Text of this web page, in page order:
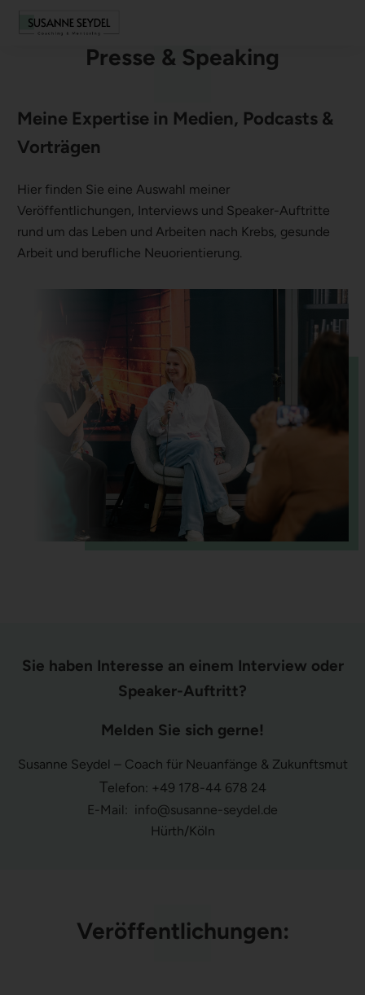
Presse & Speaking
Meine Expertise in Medien, Podcasts &
Vorträgen
Hier finden Sie eine Auswahl meiner
Veröffentlichungen, Interviews und Speaker-Auftritte
rund um das Leben und Arbeiten nach Krebs, gesunde
Arbeit und berufliche Neuorientierung.
Sie haben Interesse an einem Interview oder
Speaker-Auftritt?
Melden Sie sich gerne!
Susanne Seydel – Coach für Neuanfänge & Zukunftsmut
Telefon: +49 178-44 678 24
E-Mail: info@susanne-seydel.de
Hürth/Köln
Veröffentlichungen: